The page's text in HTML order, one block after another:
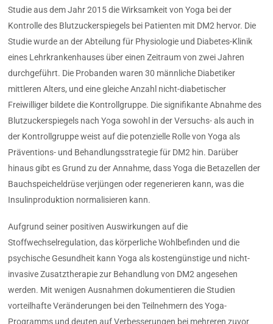
Studie aus dem Jahr 2015 die Wirksamkeit von Yoga bei der
Kontrolle des Blutzuckerspiegels bei Patienten mit DM2 hervor. Die
Studie wurde an der Abteilung für Physiologie und Diabetes-Klinik
eines Lehrkrankenhauses über einen Zeitraum von zwei Jahren
durchgeführt. Die Probanden waren 30 männliche Diabetiker
mittleren Alters, und eine gleiche Anzahl nicht-diabetischer
Freiwilliger bildete die Kontrollgruppe. Die signifikante Abnahme des
Blutzuckerspiegels nach Yoga sowohl in der Versuchs- als auch in
der Kontrollgruppe weist auf die potenzielle Rolle von Yoga als
Präventions- und Behandlungsstrategie für DM2 hin. Darüber
hinaus gibt es Grund zu der Annahme, dass Yoga die Betazellen der
Bauchspeicheldrüse verjüngen oder regenerieren kann, was die
Insulinproduktion normalisieren kann.
Aufgrund seiner positiven Auswirkungen auf die
Stoffwechselregulation, das körperliche Wohlbefinden und die
psychische Gesundheit kann Yoga als kostengünstige und nicht-
invasive Zusatztherapie zur Behandlung von DM2 angesehen
werden. Mit wenigen Ausnahmen dokumentieren die Studien
vorteilhafte Veränderungen bei den Teilnehmern des Yoga-
Programms und deuten auf Verbesserungen bei mehreren zuvor